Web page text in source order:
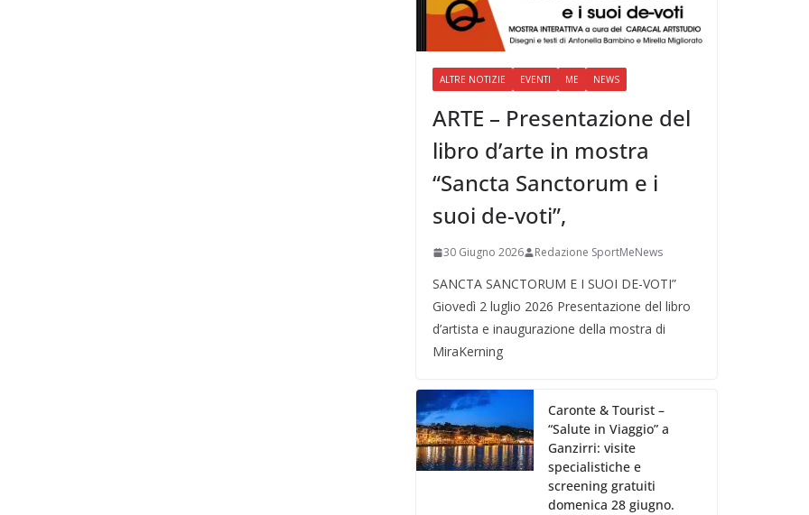
ALTRE NOTIZIE EVENTI ME NEWS
ARTE – Presentazione del
libro d’arte in mostra
“Sancta Sanctorum e i
suoi de-voti”,
30 Giugno 2026 Redazione SportMeNews
SANCTA SANCTORUM E I SUOI DE-VOTI”
Giovedì 2 luglio 2026 Presentazione del libro
d’artista e inaugurazione della mostra di
MiraKerning
Caronte & Tourist –
“Salute in Viaggio” a
Ganzirri: visite
specialistiche e
screening gratuiti
domenica 28 giugno.